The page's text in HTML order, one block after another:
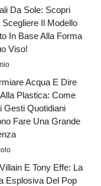
Da Sole: Scopri
Il Modello
In Base Alla Forma
Viso!
Acqua E Dire
Plastica: Come
Gesti Quotidiani
Fare Una Grande
E Tony Effe: La
Esplosiva Del Pop